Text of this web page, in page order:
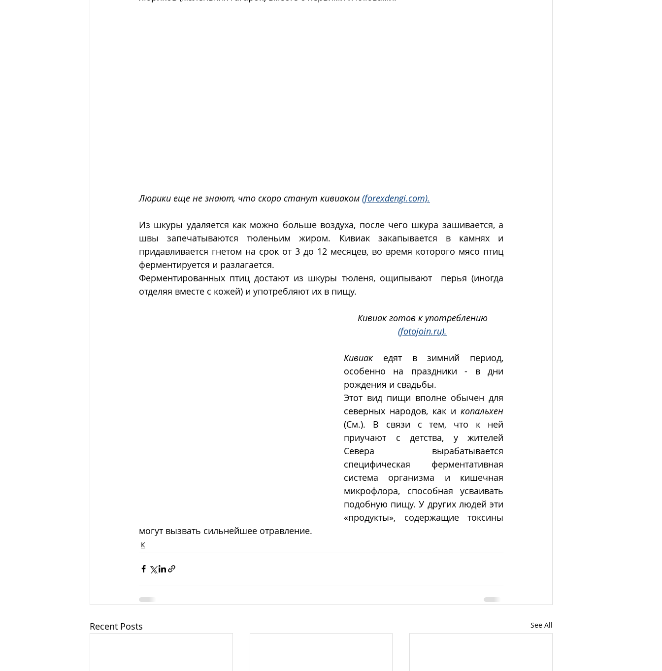
Люрики еще не знают, что скоро станут кивиаком (forexdengi.com).
Из шкуры удаляется как можно больше воздуха, после чего шкура зашивается, а
швы запечатываются тюленьим жиром. Кивиак закапывается в камнях и
придавливается гнетом на срок от 3 до 12 месяцев, во время которого мясо птиц
ферментируется и разлагается.
Ферментированных птиц достают из шкуры тюленя, ощипывают  перья (иногда
отделяя вместе с кожей) и употребляют их в пищу.
Кивиак готов к употреблению
(fotojoin.ru).
Кивиак едят в зимний период,
особенно на праздники - в дни
рождения и свадьбы.
Этот вид пищи вполне обычен для
северных народов, как и копальхен
(См.). В связи с тем, что к ней
приучают с детства, у жителей
Севера вырабатывается
специфическая ферментативная
система организма и кишечная
микрофлора, способная усваивать
подобную пищу. У других людей эти
«продукты», содержащие токсины
могут вызвать сильнейшее отравление.
К
Recent Posts See All